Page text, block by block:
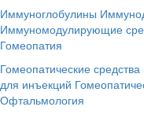
Иммуноглобулины
Иммуномодулирующие
Гомеопатия
Гомеопатические
для инъекций
Офтальмология